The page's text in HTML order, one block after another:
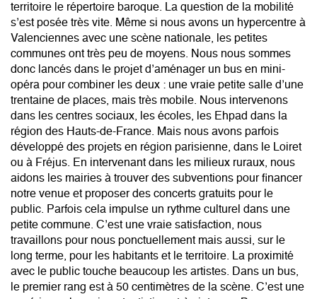
territoire le répertoire baroque. La question de la mobilité
s’est posée très vite. Même si nous avons un hypercentre à
Valenciennes avec une scène nationale, les petites
communes ont très peu de moyens. Nous nous sommes
donc lancés dans le projet d’aménager un bus en mini-
opéra pour combiner les deux : une vraie petite salle d’une
trentaine de places, mais très mobile. Nous intervenons
dans les centres sociaux, les écoles, les Ehpad dans la
région des Hauts-de-France. Mais nous avons parfois
développé des projets en région parisienne, dans le Loiret
ou à Fréjus. En intervenant dans les milieux ruraux, nous
aidons les mairies à trouver des subventions pour financer
notre venue et proposer des concerts gratuits pour le
public. Parfois cela impulse un rythme culturel dans une
petite commune. C’est une vraie satisfaction, nous
travaillons pour nous ponctuellement mais aussi, sur le
long terme, pour les habitants et le territoire. La proximité
avec le public touche beaucoup les artistes. Dans un bus,
le premier rang est à 50 centimètres de la scène. C’est une